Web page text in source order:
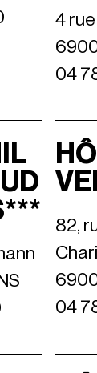
4
04
82,
04